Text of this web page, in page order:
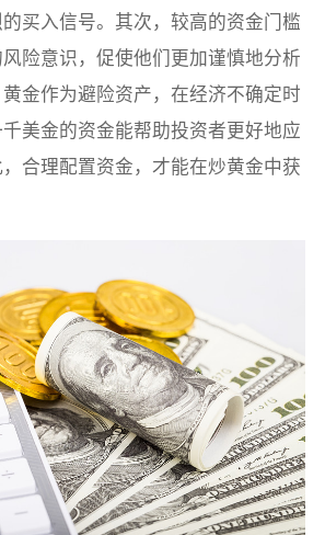
买入信号。其次，较高的资金门槛
险意识，促使他们更加谨慎地分析
金作为避险资产，在经济不确定时
美金的资金能帮助投资者更好地应
合理配置资金，才能在炒黄金中获